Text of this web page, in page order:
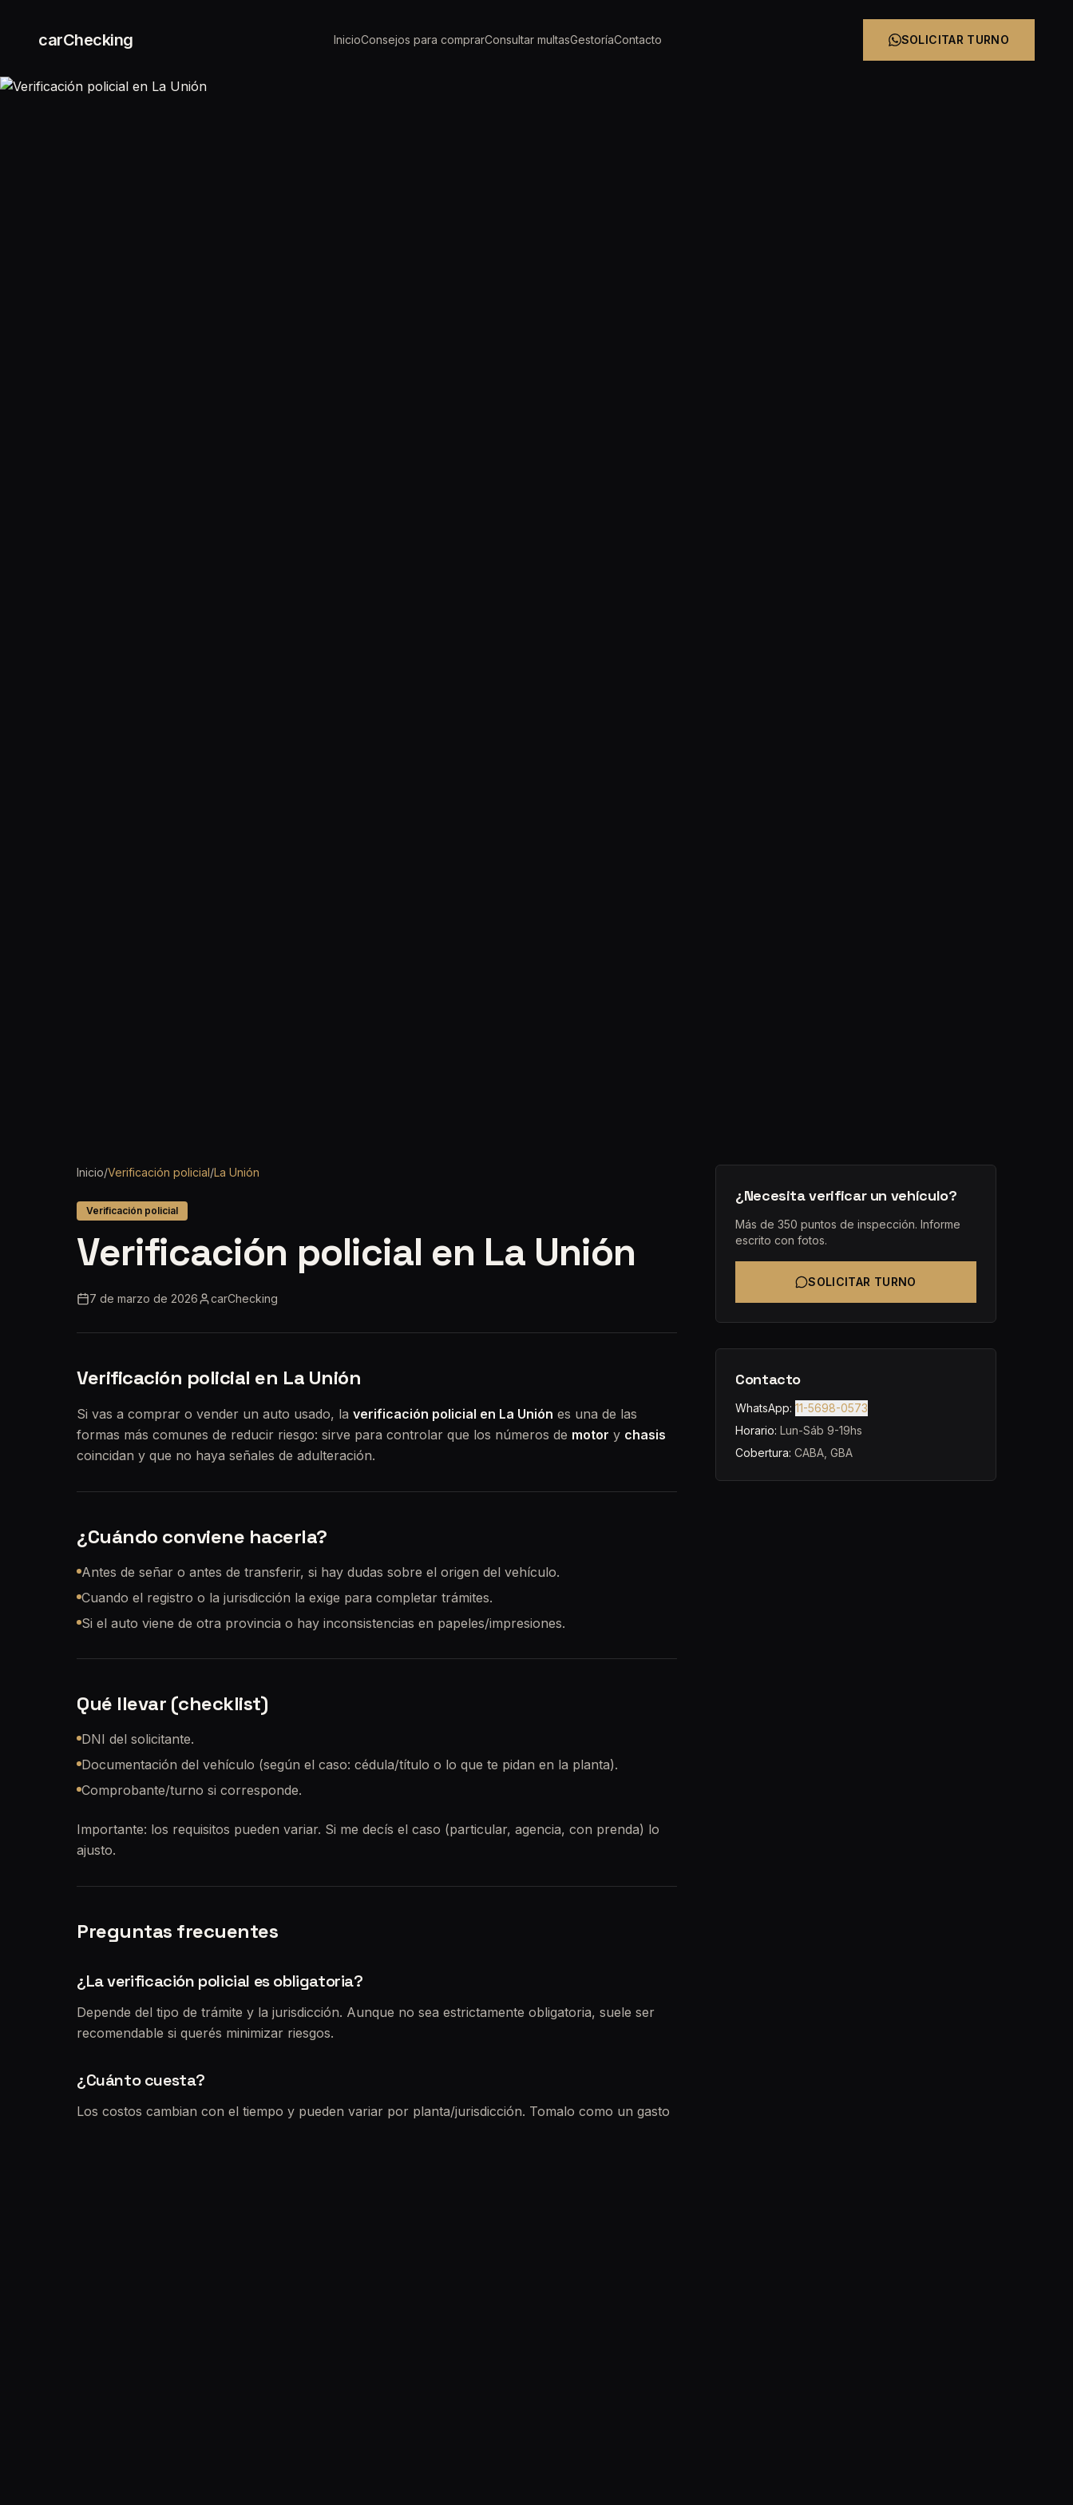
carChecking InicioConsejos para comprarConsultar multasGestoríaContacto SOLICITAR TURNO
Inicio/Verificación policial/La Unión
Verificación policial
Verificación policial en La Unión
7 de marzo de 2026 carChecking
Verificación policial en La Unión
Si vas a comprar o vender un auto usado, la verificación policial en La Unión es una de las
formas más comunes de reducir riesgo: sirve para controlar que los números de motor y chasis
coincidan y que no haya señales de adulteración.
¿Cuándo conviene hacerla?
Antes de señar o antes de transferir, si hay dudas sobre el origen del vehículo.
Cuando el registro o la jurisdicción la exige para completar trámites.
Si el auto viene de otra provincia o hay inconsistencias en papeles/impresiones.
Qué llevar (checklist)
DNI del solicitante.
Documentación del vehículo (según el caso: cédula/título o lo que te pidan en la planta).
Comprobante/turno si corresponde.
Importante: los requisitos pueden variar. Si me decís el caso (particular, agencia, con prenda) lo
ajusto.
Preguntas frecuentes
¿La verificación policial es obligatoria?
Depende del tipo de trámite y la jurisdicción. Aunque no sea estrictamente obligatoria, suele ser
recomendable si querés minimizar riesgos.
¿Cuánto cuesta?
Los costos cambian con el tiempo y pueden variar por planta/jurisdicción. Tomalo como un gasto
¿Necesita verificar un vehículo?
Más de 350 puntos de inspección. Informe
escrito con fotos.
SOLICITAR TURNO
Contacto
WhatsApp: 11-5698-0573
Horario: Lun-Sáb 9-19hs
Cobertura: CABA, GBA